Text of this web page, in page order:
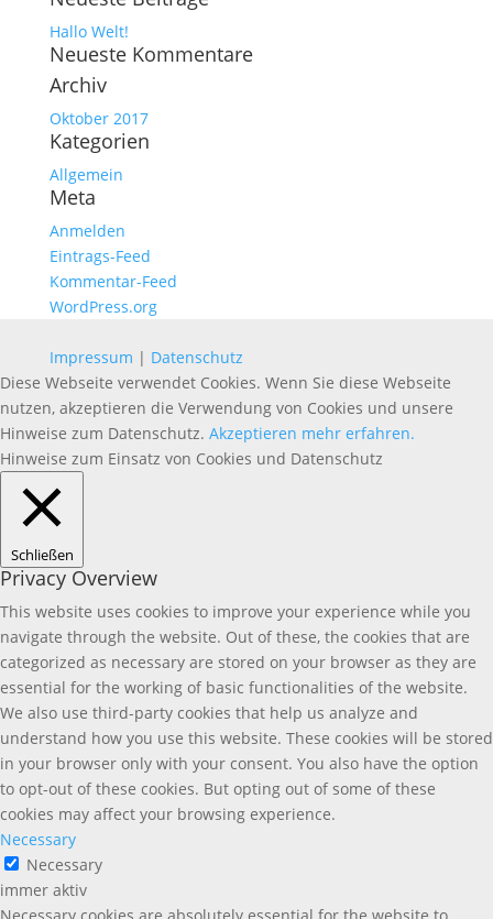
Hallo Welt!
Neueste Kommentare
Archiv
Oktober 2017
Kategorien
Allgemein
Meta
Anmelden
Eintrags-Feed
Kommentar-Feed
WordPress.org
Impressum | Datenschutz
Diese Webseite verwendet Cookies. Wenn Sie diese Webseite
nutzen, akzeptieren die Verwendung von Cookies und unsere
Hinweise zum Datenschutz. Akzeptieren mehr erfahren.
Hinweise zum Einsatz von Cookies und Datenschutz
Schließen
Privacy Overview
This website uses cookies to improve your experience while you
navigate through the website. Out of these, the cookies that are
categorized as necessary are stored on your browser as they are
essential for the working of basic functionalities of the website.
We also use third-party cookies that help us analyze and
understand how you use this website. These cookies will be stored
in your browser only with your consent. You also have the option
to opt-out of these cookies. But opting out of some of these
cookies may affect your browsing experience.
Necessary
Necessary
immer aktiv